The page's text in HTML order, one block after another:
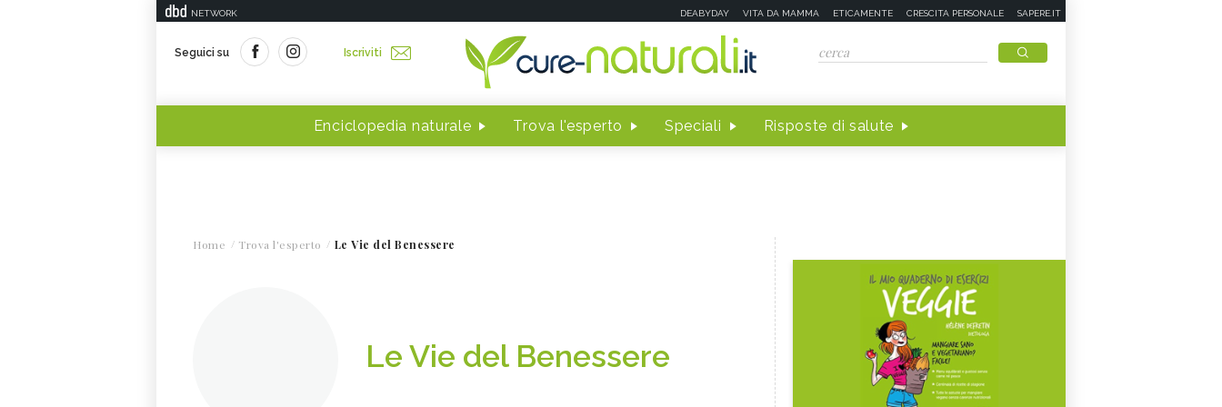
NETWORK DEABYDAY VITA DA MAMMA ETICAMENTE CRESCITA PERSONALE SAPERE.IT
Seguici su Iscriviti
Enciclopedia naturale Trova l'esperto Speciali Risposte di salute
Home Trova l'esperto Le Vie del Benessere
Le Vie del Benessere